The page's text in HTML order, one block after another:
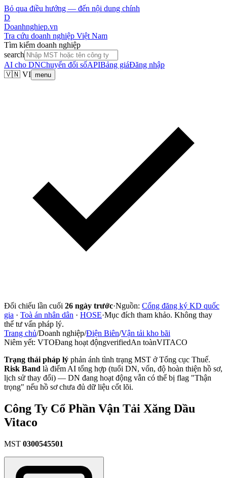
Bỏ qua điều hướng — đến nội dung chính
D
Doanhnghiep.vn
Tra cứu doanh nghiệp Việt Nam
Tìm kiếm doanh nghiệp
search
AI cho DNChuyển đổi sốAPIBảng giáĐăng nhập
🇻🇳 VI menu
Đối chiếu lần cuối 26 ngày trước·Nguồn: Cổng đăng ký KD quốc
gia · Toà án nhân dân · HOSE·Mục đích tham khảo. Không thay
thế tư vấn pháp lý.
Trang chủ/Doanh nghiệp/Điện Biên/Vận tải kho bãi
Niêm yết: VTOĐang hoạt độngverifiedAn toànVITACO
Trạng thái pháp lý phản ánh tình trạng MST ở Tổng cục Thuế.
Risk Band là điểm AI tổng hợp (tuổi DN, vốn, độ hoàn thiện hồ sơ,
lịch sử thay đổi) — DN đang hoạt động vẫn có thể bị flag "Thận
trọng" nếu hồ sơ chưa đủ dữ liệu cốt lõi.
Công Ty Cổ Phần Vận Tải Xăng Dầu
Vitaco
MST 0300545501